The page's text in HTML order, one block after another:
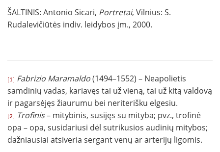
ŠALTINIS: Antonio Sicari, Portretai, Vilnius: S.
Rudalevičiūtės indiv. leidybos įm., 2000.
[1] Fabrizio Maramaldo(1494–1552) – Neapolietis
samdinių vadas, kariavęs tai už vieną, tai už kitą valdovą
ir pagarsėjęs žiaurumu bei neriterišku elgesiu.
[2] Trofinis– mitybinis, susijęs su mityba; pvz., trofinė
opa – opa, susidariusi dėl sutrikusios audinių mitybos;
dažniausiai atsiveria sergant venų ar arterijų ligomis.